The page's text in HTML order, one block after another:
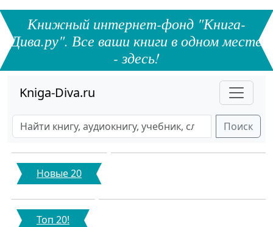
Книжный интернет-фонд "Книга-
Дива.ру". Все ваши книги в одном месте
- здесь!
Kniga-Diva.ru
Поиск
Новые 20
Топ 20!